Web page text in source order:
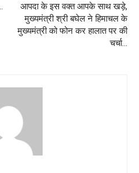
आपदा के इस वक्त आपके साथ खड़े,
मुख्यमंत्री श्री बघेल ने हिमाचल के
मुख्यमंत्री को फोन कर हालात पर की
चर्चा…